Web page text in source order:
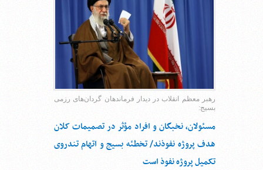
رهبر معظم انقلاب در دیدار فرماندهان گردان‌های رزمی
بسیج:
مسئولان، نخبگان و افراد مؤثر در تصمیمات کلان
هدف پروژه نفوذند/ تخطئه بسیج و اتهام تندروی
تکمیل پروژه نفوذ است